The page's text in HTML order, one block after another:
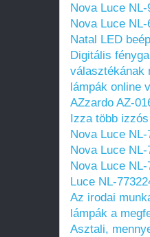
Nova Luce
Nova Luce
Natal LED
Digitális
választékának
lámpák online
AZzardo AZ-
Izza több
Nova Luce
Nova Luce
Nova Luce
Luce NL-
Az irodai
lámpák a
Asztali,